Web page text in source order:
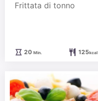
Frittata di tonno
20Minuten
Min. 125kcal